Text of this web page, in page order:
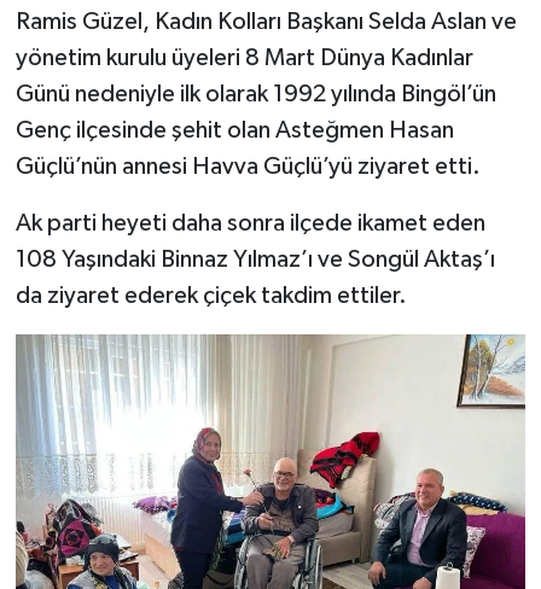
Ramis Güzel, Kadın Kolları Başkanı Selda Aslan ve
yönetim kurulu üyeleri 8 Mart Dünya Kadınlar
Günü nedeniyle ilk olarak 1992 yılında Bingöl’ün
Genç ilçesinde şehit olan Asteğmen Hasan
Güçlü’nün annesi Havva Güçlü’yü ziyaret etti.
Ak parti heyeti daha sonra ilçede ikamet eden
108 Yaşındaki Binnaz Yılmaz’ı ve Songül Aktaş’ı
da ziyaret ederek çiçek takdim ettiler.